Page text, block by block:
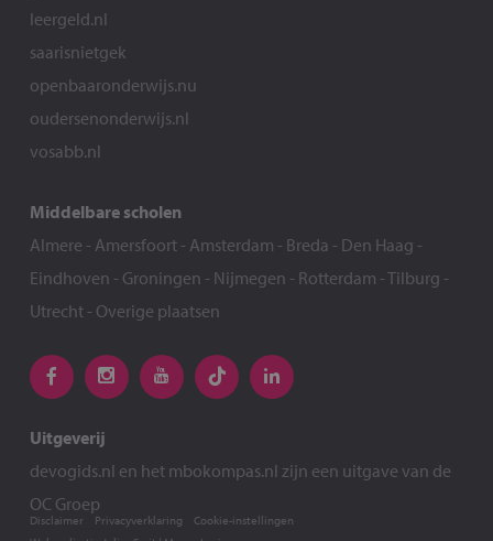
leergeld.nl
saarisnietgek
openbaaronderwijs.nu
oudersenonderwijs.nl
vosabb.nl
Middelbare scholen
Almere - Amersfoort- Amsterdam - Breda - Den Haag -
Eindhoven - Groningen - Nijmegen - Rotterdam -Tilburg -
Utrecht- Overige plaatsen
Uitgeverij
devogids.nl en het mbokompas.nl zijn een uitgave van de
OC Groep
Disclaimer Privacyverklaring Cookie-instellingen